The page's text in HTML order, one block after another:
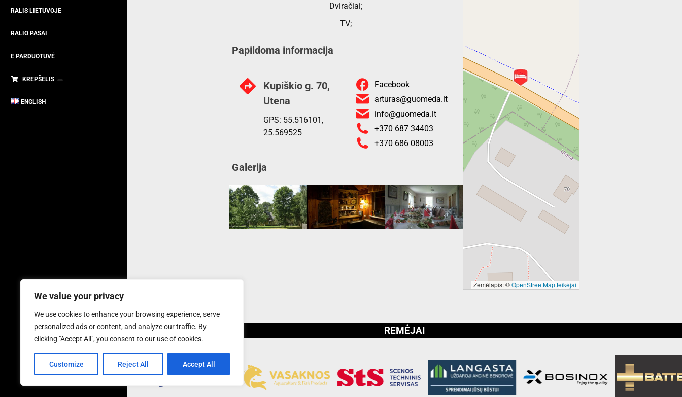
We value your privacy
We use cookies to enhance your browsing experience, serve
personalized ads or content, and analyze our traffic. By
clicking "Accept All", you consent to our use of cookies.
Customize Reject All Accept All
RALIS LIETUVOJE
RALIO PASAI
E PARDUOTUVĖ
KREPŠELIS
ENGLISH
Dviračiai;
TV;
Papildoma informacija
Kupiškio g. 70,
Utena
GPS: 55.516101,
25.569525
Facebook
arturas@guomeda.lt
info@guomeda.lt
+370 687 34403
+370 686 08003
Galerija
Žemėlapis: ©OpenStreetMap teikėjai
REMĖJAI